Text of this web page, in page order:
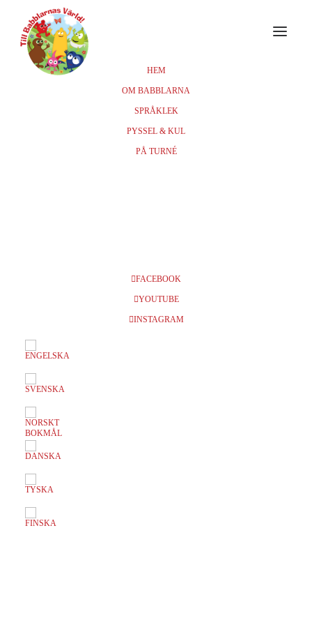
HEM
OM BABBLARNA
SPRÅKLEK
PYSSEL & KUL
PÅ TURNÉ
FACEBOOK
YOUTUBE
INSTAGRAM
Events at this location
EVENTS AT THIS LOCATION
Inga föreställningar inplanerade